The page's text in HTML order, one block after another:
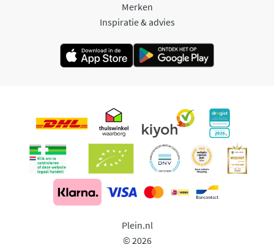
Merken
Inspiratie & advies
Plein.nl
© 2026